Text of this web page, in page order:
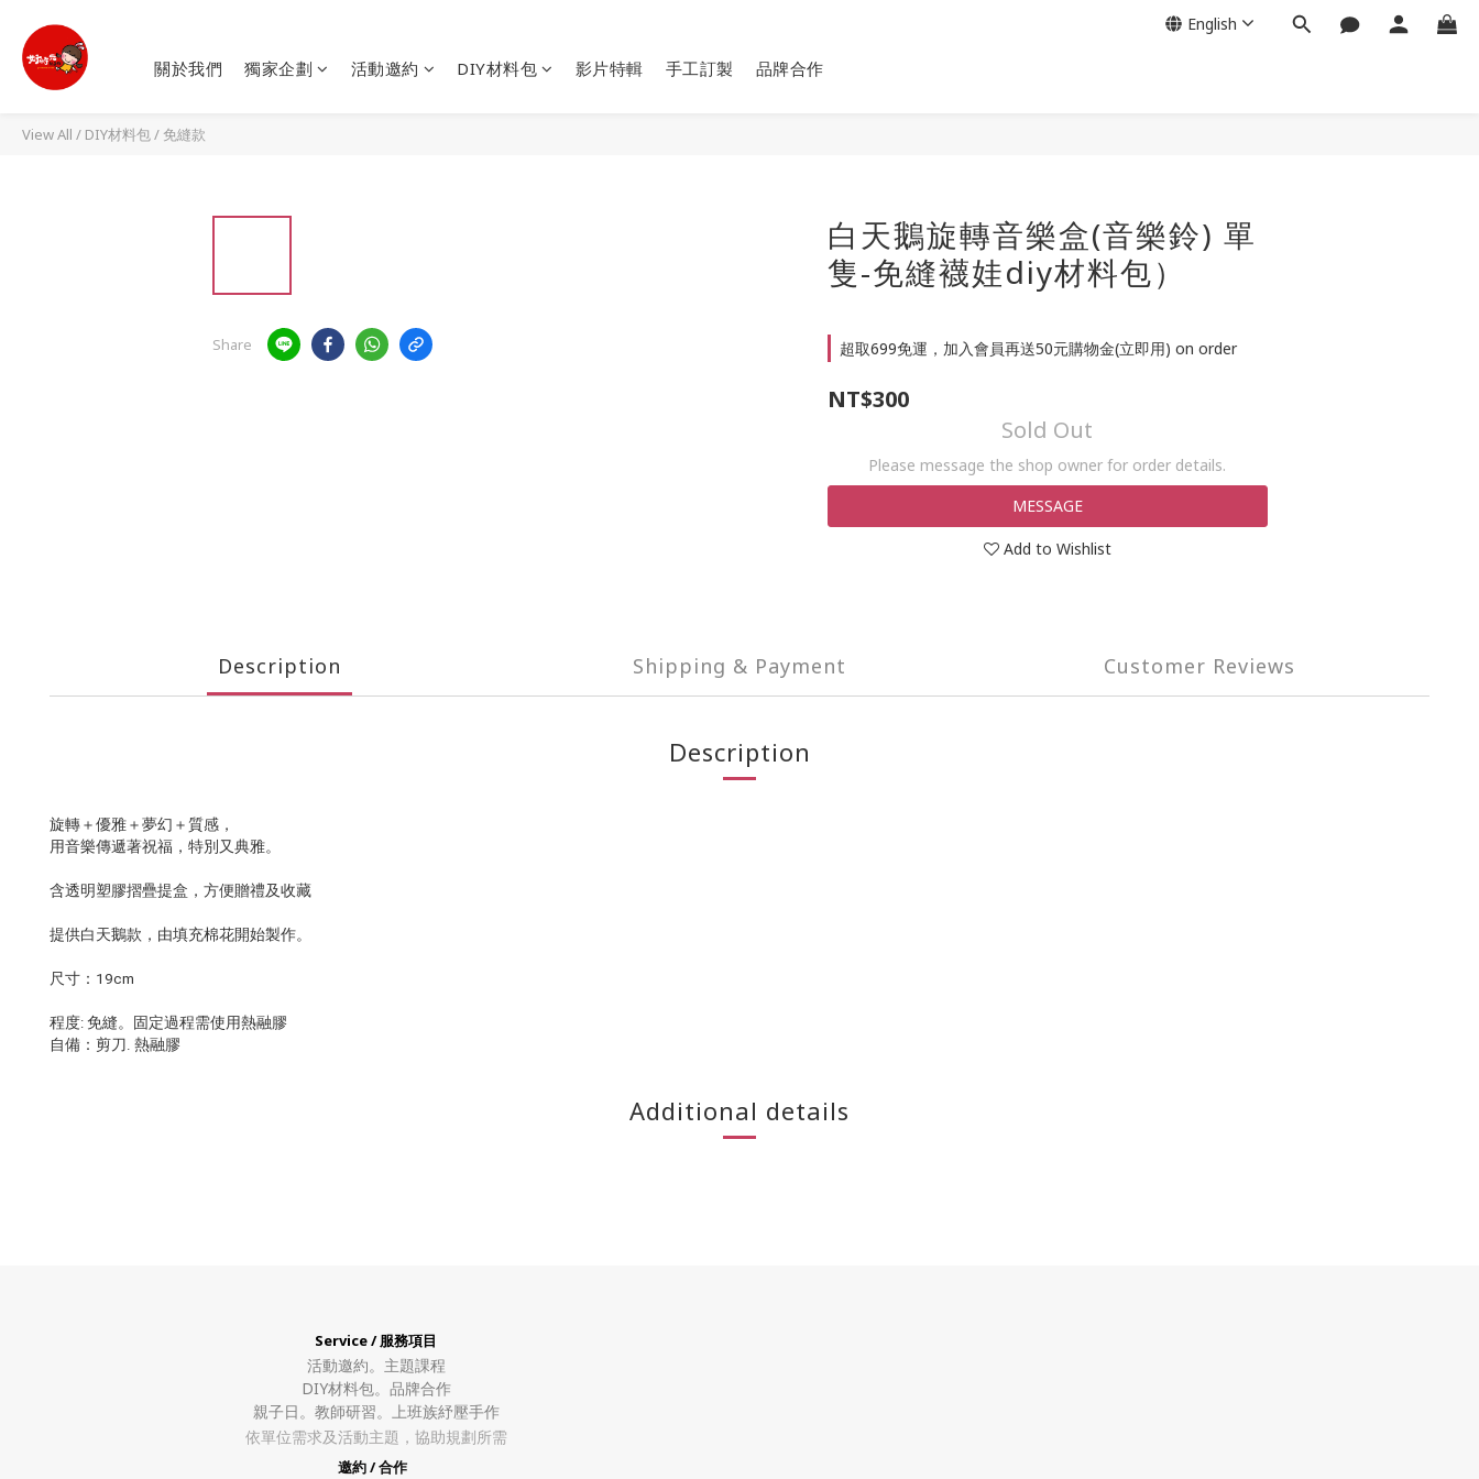
關於我們 獨家企劃 活動邀約 DIY材料包 影片特輯 手工訂製 品牌合作
English
View All / DIY材料包/免縫款
Share
白天鵝旋轉音樂盒(音樂鈴) 單
隻-免縫襪娃diy材料包）
超取699免運，加入會員再送50元購物金(立即用) on order
NT$300
Sold Out
Please message the shop owner for order details.
MESSAGE
Add to Wishlist
Description Shipping & Payment Customer Reviews
Description
旋轉＋優雅＋夢幻＋質感，
用音樂傳遞著祝福，特別又典雅。
含透明塑膠摺疊提盒，方便贈禮及收藏
提供白天鵝款，由填充棉花開始製作。
尺寸：19cm
程度: 免縫。固定過程需使用熱融膠
自備：剪刀. 熱融膠
Additional details
Service / 服務項目
活動邀約。 主題課程
DIY材料包。 品牌合作
親子日。教師研習。上班族紓壓手作
依單位需求及活動主題，協助規劃所需
邀約 / 合作